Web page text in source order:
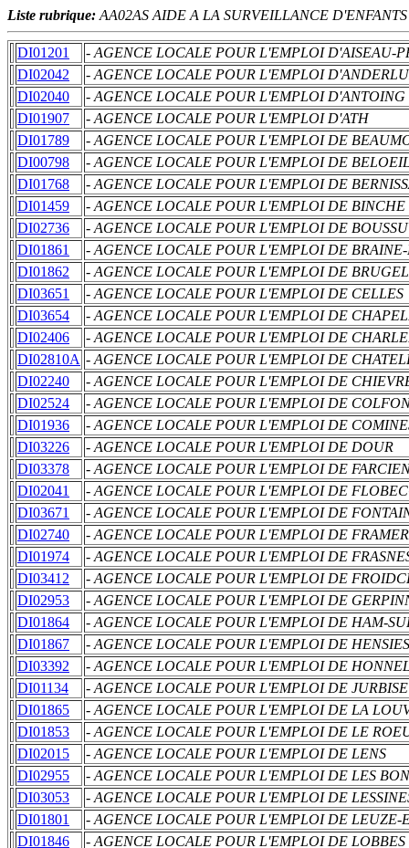
Liste rubrique: AA02AS AIDE A LA SURVEILLANCE
DI01201
- AGENCE LOCALE POUR L'EMPLOI D'AISEAU-
DI02042
- AGENCE LOCALE POUR L'EMPLOI
DI02040
- AGENCE LOCALE POUR L'EMPLOI D'ANTOING
DI01907
- AGENCE LOCALE POUR L'EMPLOI D'ATH
DI01789
- AGENCE LOCALE POUR L'EMPLOI DE
DI00798
- AGENCE LOCALE POUR L'EMPLOI DE
DI01768
- AGENCE LOCALE POUR L'EMPLOI DE
DI01459
- AGENCE LOCALE POUR L'EMPLOI DE BINCHE
DI02736
- AGENCE LOCALE POUR L'EMPLOI DE BOUSSU
DI01861
- AGENCE LOCALE POUR L'EMPLOI DE
DI01862
- AGENCE LOCALE POUR L'EMPLOI DE
DI03651
- AGENCE LOCALE POUR L'EMPLOI DE CELLES
DI03654
- AGENCE LOCALE POUR L'EMPLOI DE
DI02406
- AGENCE LOCALE POUR L'EMPLOI DE
DI02810A - AGENCE LOCALE POUR L'EMPLOI DE
DI02240
- AGENCE LOCALE POUR L'EMPLOI DE
DI02524
- AGENCE LOCALE POUR L'EMPLOI DE
DI01936
- AGENCE LOCALE POUR L'EMPLOI DE
DI03226
- AGENCE LOCALE POUR L'EMPLOI DE DOUR
DI03378
- AGENCE LOCALE POUR L'EMPLOI DE
DI02041
- AGENCE LOCALE POUR L'EMPLOI DE
DI03671
- AGENCE LOCALE POUR L'EMPLOI DE
DI02740
- AGENCE LOCALE POUR L'EMPLOI DE
DI01974
- AGENCE LOCALE POUR L'EMPLOI DE
DI03412
- AGENCE LOCALE POUR L'EMPLOI DE
DI02953
- AGENCE LOCALE POUR L'EMPLOI DE
DI01864
- AGENCE LOCALE POUR L'EMPLOI DE HAM-
DI01867
- AGENCE LOCALE POUR L'EMPLOI DE HENSIES
DI03392
- AGENCE LOCALE POUR L'EMPLOI DE
DI01134
- AGENCE LOCALE POUR L'EMPLOI DE JURBISE
DI01865
- AGENCE LOCALE POUR L'EMPLOI DE LA
DI01853
- AGENCE LOCALE POUR L'EMPLOI DE LE
DI02015
- AGENCE LOCALE POUR L'EMPLOI DE LENS
DI02955
- AGENCE LOCALE POUR L'EMPLOI DE LES
DI03053
- AGENCE LOCALE POUR L'EMPLOI DE
DI01801
- AGENCE LOCALE POUR L'EMPLOI DE LEUZE-
DI01846
- AGENCE LOCALE POUR L'EMPLOI DE LOBBES